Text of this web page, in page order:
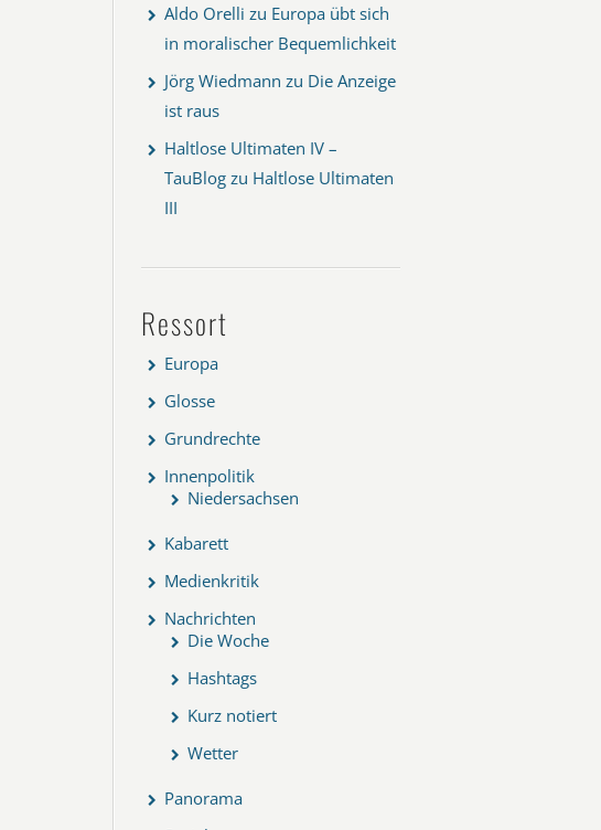
Aldo Orelli zu Europa übt sich
in moralischer Bequemlichkeit
Jörg Wiedmann zu Die Anzeige
ist raus
Haltlose Ultimaten IV –
TauBlog zu Haltlose Ultimaten
III
Ressort
Europa
Glosse
Grundrechte
Innenpolitik
Niedersachsen
Kabarett
Medienkritik
Nachrichten
Die Woche
Hashtags
Kurz notiert
Wetter
Panorama